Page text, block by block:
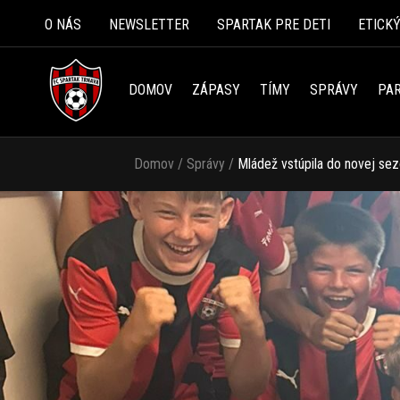
O NÁS NEWSLETTER SPARTAK PRE DETI
DOMOV ZÁPASY TÍMY SPRÁVY
Domov / Správy / Mládež vstúpila do novej